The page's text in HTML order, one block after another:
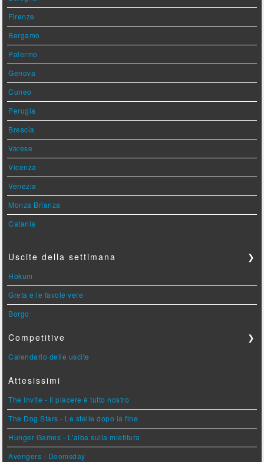
Firenze
Bergamo
Palermo
Genova
Cuneo
Perugia
Brescia
Varese
Vicenza
Venezia
Monza Brianza
Catania
Uscite della settimana ❯
Hokum
Greta e le favole vere
Borgo
Competitive ❯
Calendario delle uscite
Attesissimi
The Invite - Il piacere è tutto nostro
The Dog Stars - Le stelle dopo la fine
Hunger Games - L'alba sulla mietitura
Avengers - Doomsday